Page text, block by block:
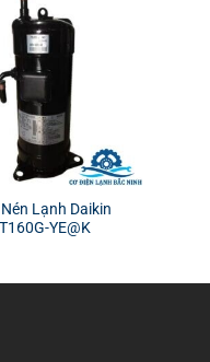
Lạnh Daikin
YE@K